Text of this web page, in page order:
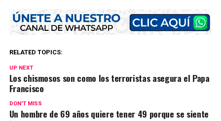
RELATED TOPICS:
UP NEXT
Los chismosos son como los terroristas asegura el Papa
Francisco
DON'T MISS
Un hombre de 69 años quiere tener 49 porque se siente